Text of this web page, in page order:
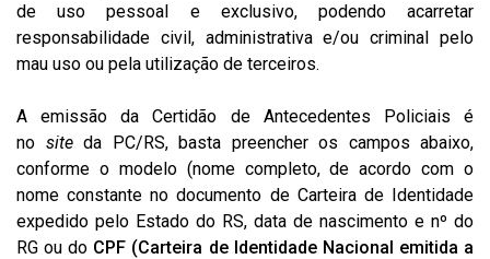
de uso pessoal e exclusivo, podendo acarretar
responsabilidade civil, administrativa e/ou criminal pelo
mau uso ou pela utilização de terceiros.
A emissão da Certidão de Antecedentes Policiais é
no site da PC/RS, basta preencher os campos abaixo,
conforme o modelo (nome completo, de acordo com o
nome constante no documento de Carteira de Identidade
expedido pelo Estado do RS, data de nascimento e nº do
RG ou do CPF (Carteira de Identidade Nacional emitida a